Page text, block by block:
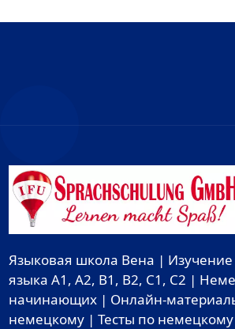
Языковая школа Вена |
языка A1, A2, B1, B2, C1, C2 |
начинающих | Онлайн-
немецкому | Тесты по немецкому